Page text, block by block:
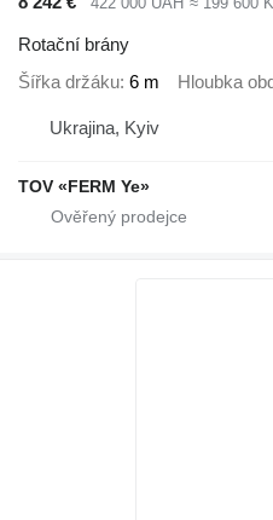
Rotační brány
Šířka držáku 6 m Hloubka
Ukrajina, Kyiv
TOV «FERM Ye»